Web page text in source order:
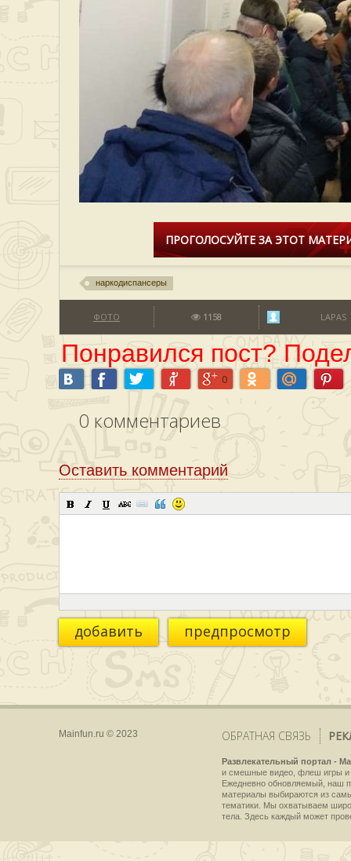
ПРОГОЛОСУЙТЕ ЗА ЭТОТ
наркодиспансеры
ФОТО 1158 LAPAS
Понравился пост?
0
0 комментариев
Оставить комментарий
добавить предпросмотр
Mainfun.ru © 2023 ОБРАТНАЯ СВЯЗЬ
Развлекательный портал -
и смешные видео, флеш игры и
Ежедневно обновляемый, наш
материалы выбираются из
тематики. Мы охватываем
тела. Здесь каждый может